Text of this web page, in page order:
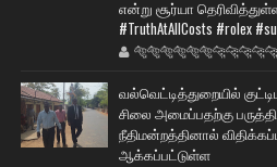
என்று சூர்யா
#TruthAtAllCosts #rolex
வல்வெட்டித்துறையில்
சிலை அமைப்பதற்கு
நீதிமன்றத்தினால்
ஆக்கப்பட்டுள்ள